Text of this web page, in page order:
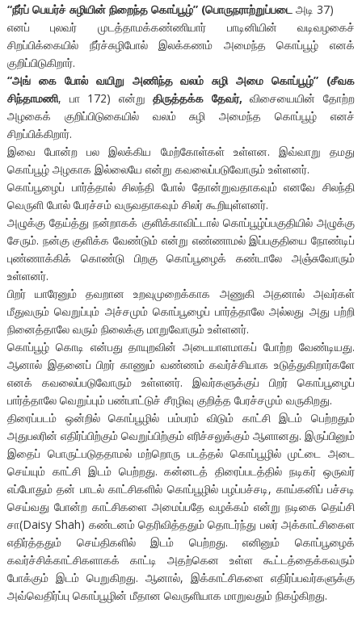
“நீர்ப் பெயர்ச் சுழியின் நிறைந்த கொப்பூழ்” (பொருநராற்றுப்படை அடி 37)
எனப் புலவர் முடத்தாமக்கண்ணியார் பாடினியின் வடிவழகைச்
சிறப்பிக்கையில் நீர்ச்சுழிபோல் இலக்கணம் அமைந்த கொப்பூழ் எனக்
குறிப்பிடுகிறார்.
“அங் கை போல் வயிறு அணிந்த வலம் சுழி அமை கொப்பூழ்” (சீவக
சிந்தாமணி, பா 172) என்றுதிருத்தக்க தேவர்,விசையையின் தோற்ற
அழகைக் குறிப்பிடுகையில் வலம் சுழி அமைந்த கொப்பூழ் எனச்
சிறப்பிக்கிறார்.
இவை போன்ற பல இலக்கிய மேற்கோள்கள் உள்ளன. இவ்வாறு தமது
கொப்பூழ் அழகாக இல்லையே என்று கவலைப்படுவோரும் உள்ளனர்.
கொப்பூழைப் பார்த்தால் சிலந்தி போல் தோன்றுவதாகவும் எனவே சிலந்தி
வெருளி போல் பேரச்சம் வருவதாகவும் சிலர் கூறியுள்ளனர்.
அழுக்கு தேய்த்து நன்றாகக் குளிக்காவிட்டால் கொப்பூழ்ப்பகுதியில் அழுக்கு
சேரும். நன்கு குளிக்க வேண்டும் என்று எண்ணாமல் இப்பகுதியை நோண்டிப்
புண்ணாக்கிக் கொண்டு பிறகு கொப்பூழைக் கண்டாலே அஞ்சுவோரும்
உள்ளனர்.
பிறர் யாரேனும் தவறான உறவுமுறைக்காக அணுகி அதனால் அவர்கள்
மீதுவரும் வெறுப்பும் அச்சமும் கொப்பூழைப் பார்த்தாலே அல்லது அது பற்றி
நினைத்தாலே வரும் நிலைக்கு மாறுவோரும் உள்ளனர்.
கொப்பூழ் கொடி என்பது தாயுறவின் அடையாளமாகப் போற்ற வேண்டியது.
ஆனால் இதனைப் பிறர் காணும் வண்ணம் கவர்ச்சியாக உடுத்துகிறார்களே
எனக் கவலைப்படுவோரும் உள்ளனர். இவர்களுக்குப் பிறர் கொப்பூழைப்
பார்த்தாலே வெறுப்பும் பண்பாட்டுச் சீரழிவு குறித்த பேரச்சமும் வருகிறது.
திரைப்படம் ஒன்றில் கொப்பூழில் பம்பரம் விடும் காட்சி இடம் பெற்றதும்
அதுபலரின் எதிர்ப்பிற்கும் வெறுப்பிற்கும் எரிச்சலுக்கும் ஆளானது. இருப்பினும்
இதைப் பொருட்படுததாமல் மற்றொரு படத்தல் கொப்பூழில் முட்டை அடை
செய்யும் காட்சி இடம் பெற்றது. கன்னடத் திரைப்படத்தில் நடிகர் ஒருவர்
எப்போதும் தன் பாடல் காட்சிகளில் கொப்பூழில் பழப்பச்சடி, காய்கனிப் பச்சடி
செய்வது போன்ற காட்சிகளை அமைப்பதே வழக்கம் என்று நடிகை தெய்சி
சா(Daisy Shah) கண்டனம் தெரிவித்ததும் தொடர்ந்து பலர் அக்காட்சிகைள
எதிர்த்ததும் செய்திகளில் இடம் பெற்றது. எனினும் கொப்பூழைக்
கவர்ச்சிக்காட்சிகளாகக் காட்டி அதற்கென உள்ள கூட்டத்தைக்கவரும்
போக்கும் இடம் பெறுகிறது. ஆனால், இக்காட்சிகளை எதிர்ப்பவர்களுக்கு
அவ்வெதிர்ப்பு காெப்பூழின் மீதான வெருளியாக மாறுவதும் நிகழ்கிறது.